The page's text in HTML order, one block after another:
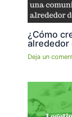
¿Cómo
alrededor
Deja un